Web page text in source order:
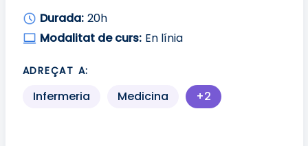
Durada: 20h
Modalitat de curs: En línia
ADREÇAT A:
Infermeria Medicina
+2
Més perfils